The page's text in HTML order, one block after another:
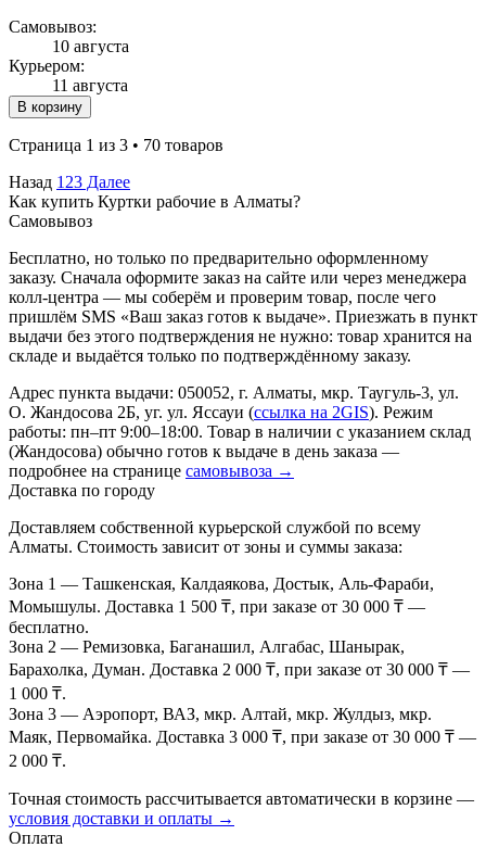
Самовывоз:
10 августа
Курьером:
11 августа
В корзину
Страница 1 из 3 • 70 товаров
Назад 1 23 Далее
Как купить Куртки рабочие в Алматы?
Самовывоз
Бесплатно, но только по предварительно оформленному
заказу. Сначала оформите заказ на сайте или через менеджера
колл-центра — мы соберём и проверим товар, после чего
пришлём SMS «Ваш заказ готов к выдаче». Приезжать в пункт
выдачи без этого подтверждения не нужно: товар хранится на
складе и выдаётся только по подтверждённому заказу.
Адрес пункта выдачи: 050052, г. Алматы, мкр. Таугуль-3, ул.
О. Жандосова 2Б, уг. ул. Яссауи (ссылка на 2GIS). Режим
работы: пн–пт 9:00–18:00. Товар в наличии с указанием склад
(Жандосова) обычно готов к выдаче в день заказа —
подробнее на странице самовывоза →
Доставка по городу
Доставляем собственной курьерской службой по всему
Алматы. Стоимость зависит от зоны и суммы заказа:
Зона 1 — Ташкенская, Калдаякова, Достык, Аль-Фараби,
Момышулы. Доставка 1 500 ₸, при заказе от 30 000 ₸ —
бесплатно.
Зона 2 — Ремизовка, Баганашил, Алгабас, Шанырак,
Барахолка, Думан. Доставка 2 000 ₸, при заказе от 30 000 ₸ —
1 000 ₸.
Зона 3 — Аэропорт, ВАЗ, мкр. Алтай, мкр. Жулдыз, мкр.
Маяк, Первомайка. Доставка 3 000 ₸, при заказе от 30 000 ₸ —
2 000 ₸.
Точная стоимость рассчитывается автоматически в корзине —
условия доставки и оплаты →
Оплата